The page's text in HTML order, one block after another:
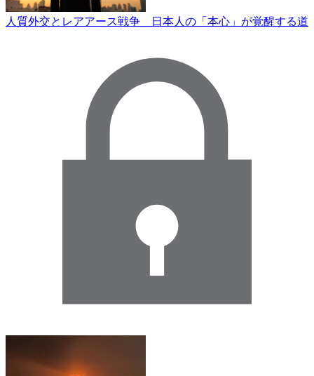
人質外交とレアアース戦争 日本人の「本心」が覚醒する道